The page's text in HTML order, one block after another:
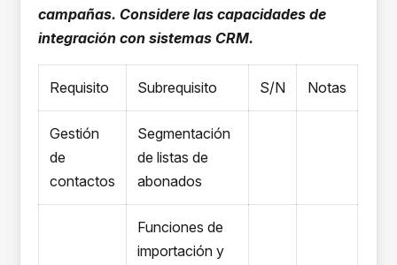
campañas. Considere las capacidades de
integración con sistemas CRM.
Requisito Subrequisito S/N Notas
Gestión
de
contactos
Segmentación
de listas de
abonados
Funciones de
importación y